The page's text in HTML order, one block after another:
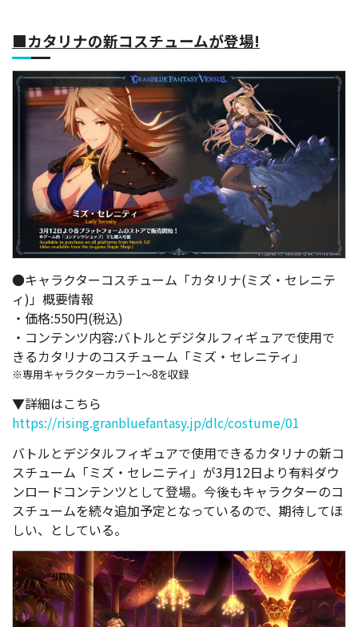
■カタリナの新コスチュームが登場!
●キャラクターコスチューム「カタリナ(ミズ・セレニテ
ィ)」概要情報
・価格:550円(税込)
・コンテンツ内容:バトルとデジタルフィギュアで使用で
きるカタリナのコスチューム「ミズ・セレニティ」
※専用キャラクターカラー1～8を収録
▼詳細はこちら
https://rising.granbluefantasy.jp/dlc/costume/01
バトルとデジタルフィギュアで使用できるカタリナの新コ
スチューム「ミズ・セレニティ」が3月12日より有料ダウ
ンロードコンテンツとして登場。今後もキャラクターのコ
スチュームを続々追加予定となっているので、期待してほ
しい、としている。